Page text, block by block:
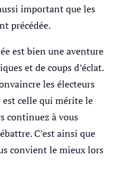
important que les
précédée.
est bien une aventure
et de coups d’éclat.
les électeurs
est celle qui mérite le
continuez à vous
C’est ainsi que
convient le mieux lors